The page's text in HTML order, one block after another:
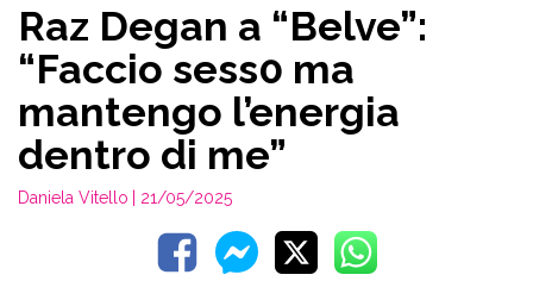
Raz Degan a “Belve”:
“Faccio sess0 ma
mantengo l’energia
dentro di me”
Daniela Vitello | 21/05/2025